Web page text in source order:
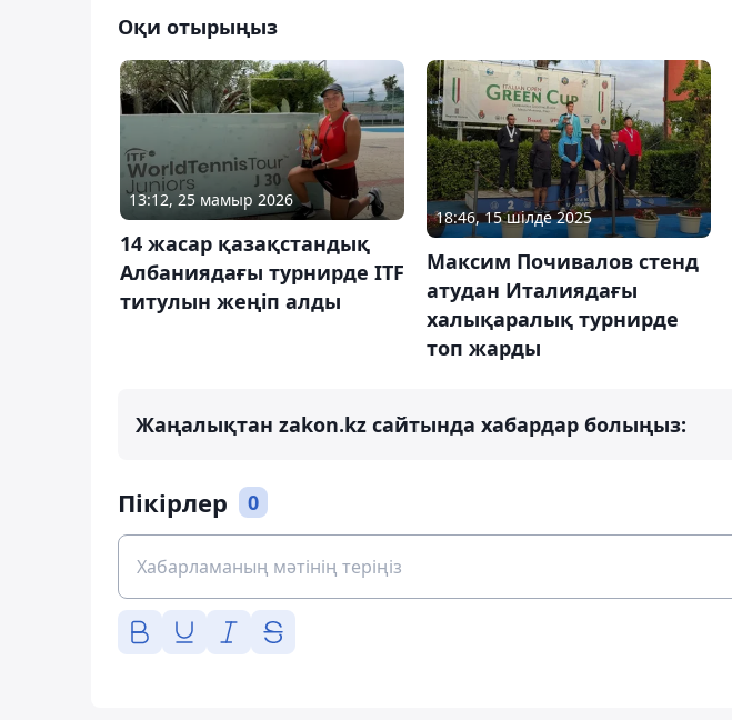
Оқи отырыңыз
13:12, 25 мамыр 2026
14 жасар қазақстандық
Албаниядағы турнирде ITF
титулын жеңіп алды
18:46, 15 шілде 2025
Максим Почивалов стенд
атудан Италиядағы
халықаралық турнирде
топ жарды
Жаңалықтан zakon.kz сайтында хабардар болыңыз:
Пікірлер 0